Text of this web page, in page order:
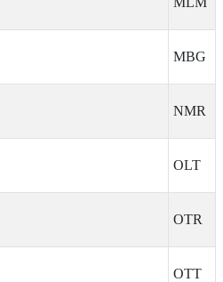
MBG
NMR
OLT
OTR
OTT